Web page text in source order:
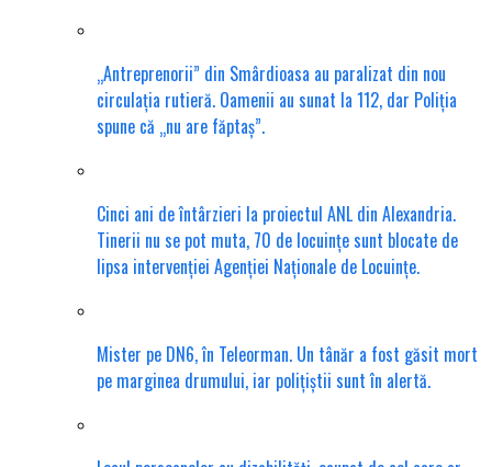
„Antreprenorii” din Smârdioasa au paralizat din nou
circulația rutieră. Oamenii au sunat la 112, dar Poliția
spune că „nu are făptaș”.
Cinci ani de întârzieri la proiectul ANL din Alexandria.
Tinerii nu se pot muta, 70 de locuințe sunt blocate de
lipsa intervenției Agenției Naționale de Locuințe.
Mister pe DN6, în Teleorman. Un tânăr a fost găsit mort
pe marginea drumului, iar polițiștii sunt în alertă.